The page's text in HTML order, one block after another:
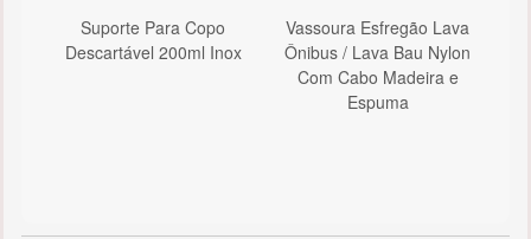
Suporte Para Copo
Descartável 200ml Inox
Vassoura Esfregão Lava
Ônibus / Lava Bau Nylon
Com Cabo Madeira e
Espuma